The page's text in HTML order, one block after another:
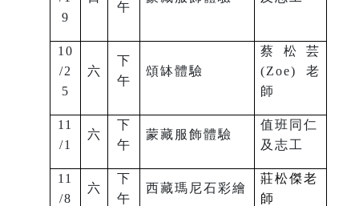
9
午
10
/2
5
六
下
午
頌缽體驗
蔡松芸
(Zoe)老
師
11
/1
六
下
午
蒙藏服飾體驗
值班同仁
及志工
11
/8
六
下
午
西藏瑪尼石彩繪
莊松傑老
師